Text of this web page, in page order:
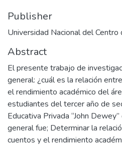
Publisher
Universidad Nacional del Centro
Abstract
El presente trabajo de
general: ¿cuál es la relación
el rendimiento académico del
estudiantes del tercer año de
Educativa Privada “John
general fue; Determinar la
cuentos y el rendimiento